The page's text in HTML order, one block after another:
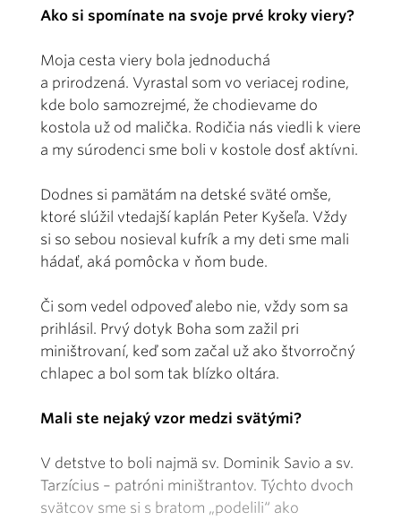
Ako si spomínate na svoje prvé kroky viery?
Moja cesta viery bola jednoduchá
a prirodzená. Vyrastal som vo veriacej rodine,
kde bolo samozrejmé, že chodievame do
kostola už od malička. Rodičia nás viedli k viere
a my súrodenci sme boli v kostole dosť aktívni.
Dodnes si pamätám na detské sväté omše,
ktoré slúžil vtedajší kaplán Peter Kyšeľa. Vždy
si so sebou nosieval kufrík a my deti sme mali
hádať, aká pomôcka v ňom bude.
Či som vedel odpoveď alebo nie, vždy som sa
prihlásil. Prvý dotyk Boha som zažil pri
miništrovaní, keď som začal už ako štvorročný
chlapec a bol som tak blízko oltára.
Mali ste nejaký vzor medzi svätými?
V detstve to boli najmä sv. Dominik Savio a sv.
Tarzícius – patróni miništrantov. Týchto dvoch
svätcov sme si s bratom „podelili“ ako